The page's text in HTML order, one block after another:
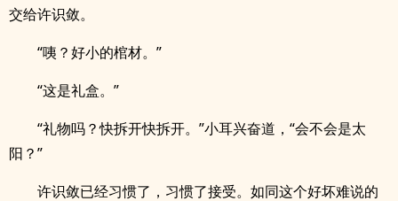
交给许识敛。
“咦？好小的棺材。”
“这是礼盒。”
“礼物吗？快拆开快拆开。”小耳兴奋道，“会不会是太
阳？”
许识敛已经习惯了，习惯了接受。如同这个好坏难说的